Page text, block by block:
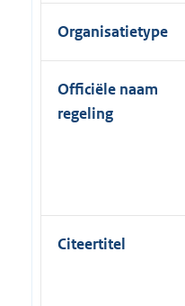
Organisatietype
Officiële naam
regeling
Citeertitel